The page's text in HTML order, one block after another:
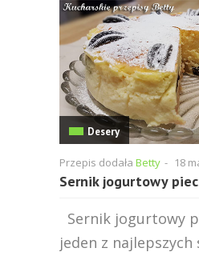
Desery
Przepis dodała Betty - 18
Sernik jogurtowy
Sernik jogurtowy
jeden z